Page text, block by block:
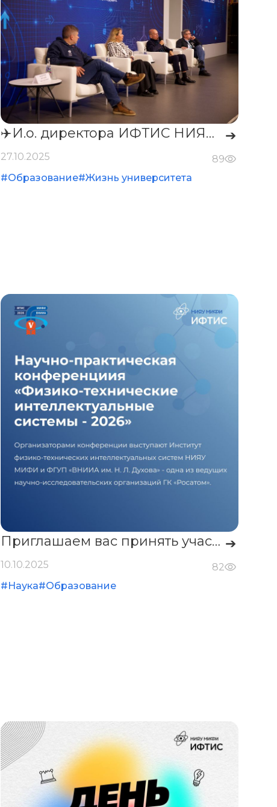
✈️И.о. директора ИФТИС НИЯУ МИФИ Михаил Ширяев принял участие в ключевой дискуссии фестиваля IT Core 2025 в Нижнем Новгороде. ➔
27.10.2025
89
#Образование#Жизнь университета
Приглашаем вас принять участие в V юбилейной Научно-практической конференции “Физико-техничсекие интеллектуальные системы” (ФТИС-2026), которая состоится в феврале 2026 года на базе НИЯУ МИФИ. ➔
10.10.2025
82
#Наука#Образование